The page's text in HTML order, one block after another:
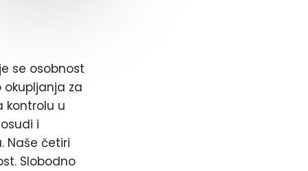
se osobnost
za
kontrolu u
i
Naše četiri
Slobodno